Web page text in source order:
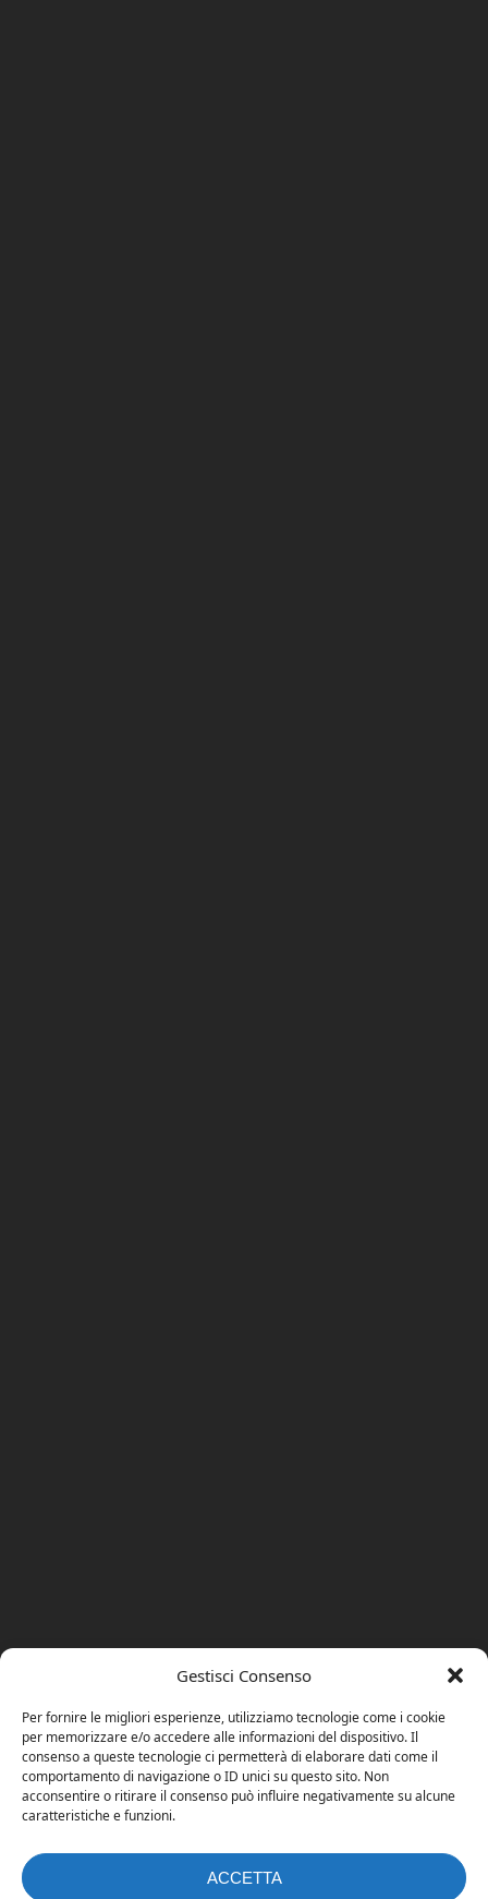
Gestisci Consenso
Per fornire le migliori esperienze, utilizziamo tecnologie come i cookie
per memorizzare e/o accedere alle informazioni del dispositivo. Il
consenso a queste tecnologie ci permetterà di elaborare dati come il
comportamento di navigazione o ID unici su questo sito. Non
acconsentire o ritirare il consenso può influire negativamente su alcune
caratteristiche e funzioni.
ACCETTA